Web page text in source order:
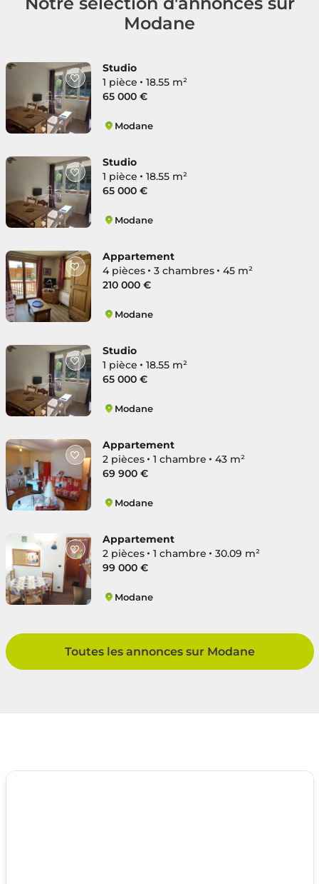
Modane
Studio
1 pièce
18.55 m²
65 000 €
Modane
Studio
1 pièce
18.55 m²
65 000 €
Modane
Appartement
4 pièces
3 chambres
45 m²
210 000 €
Modane
Studio
1 pièce
18.55 m²
65 000 €
Modane
Appartement
2 pièces
1 chambre
43 m²
69 900 €
Modane
Appartement
2 pièces
1 chambre
30.09 m²
99 000 €
Modane
Toutes les annonces sur Modane